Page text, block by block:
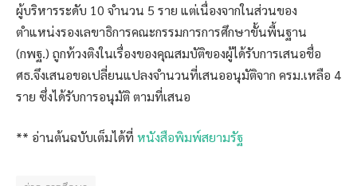
ผู้บริหารระดับ 10 จำนวน 5 ราย แต่เนื่องจากในส่วนของ
ตำแหน่งรองเลขาธิการคณะกรรมการการศึกษาขั้นพื้นฐาน
(กพฐ.) ถูกท้วงติงในเรื่องของคุณสมบัติของผู้ได้รับการเสนอชื่อ
ศธ.จึงเสนอขอเปลี่ยนแปลงจำนวนที่เสนออนุมัติจาก ครม.เหลือ 4
ราย ซึ่งได้รับการอนุมัติ ตามที่เสนอ
** อ่านต้นฉบับเต็มได้ที่ หนังสือพิมพ์สยามรัฐ